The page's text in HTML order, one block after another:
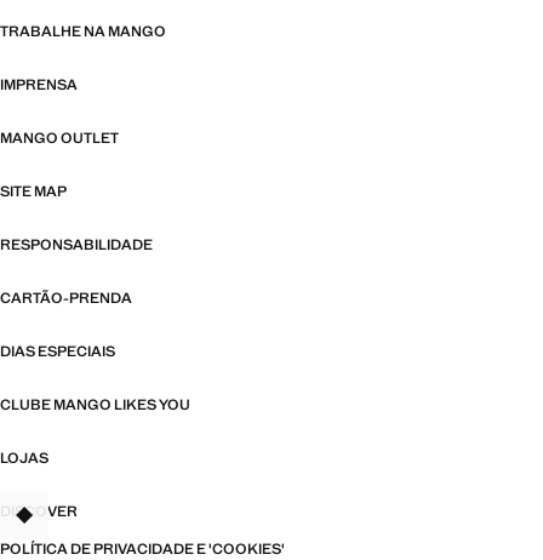
TRABALHE NA MANGO
IMPRENSA
MANGO OUTLET
SITE MAP
RESPONSABILIDADE
CARTÃO-PRENDA
DIAS ESPECIAIS
CLUBE MANGO LIKES YOU
LOJAS
DISCOVER
POLÍTICA DE PRIVACIDADE E 'COOKIES'